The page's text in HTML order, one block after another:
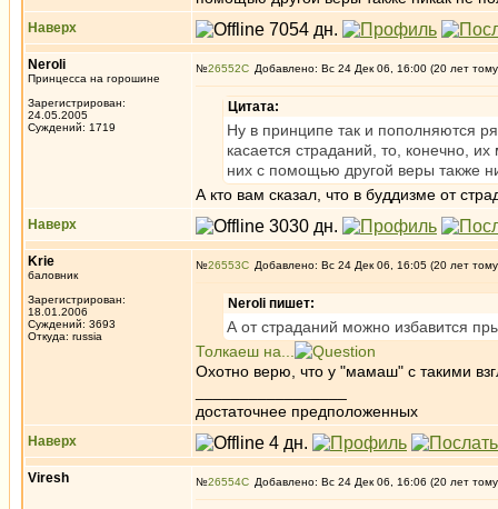
Наверх
Neroli
Принцесса на горошине
Зарегистрирован:
24.05.2005
Суждений: 1719
№26552 Добавлено: Вс 24 Дек 06, 16:00 (20 лет
Цитата:
Ну в принципе так и пополняются
касается страданий, то, конечно,
них с помощью другой веры также
А кто вам сказал, что в буддизме от
Наверх
Krie
баловник
Зарегистрирован:
18.01.2006
Суждений: 3693
Откуда: russia
№26553 Добавлено: Вс 24 Дек 06, 16:05 (20 лет
Neroli пишет:
А от страданий можно избавится
Толкаеш на...
Охотно верю, что у "мамаш" с такими
достаточнее предположенных
Наверх
Viresh №26554 Добавлено: Вс 24 Дек 06, 16:06 (20 лет